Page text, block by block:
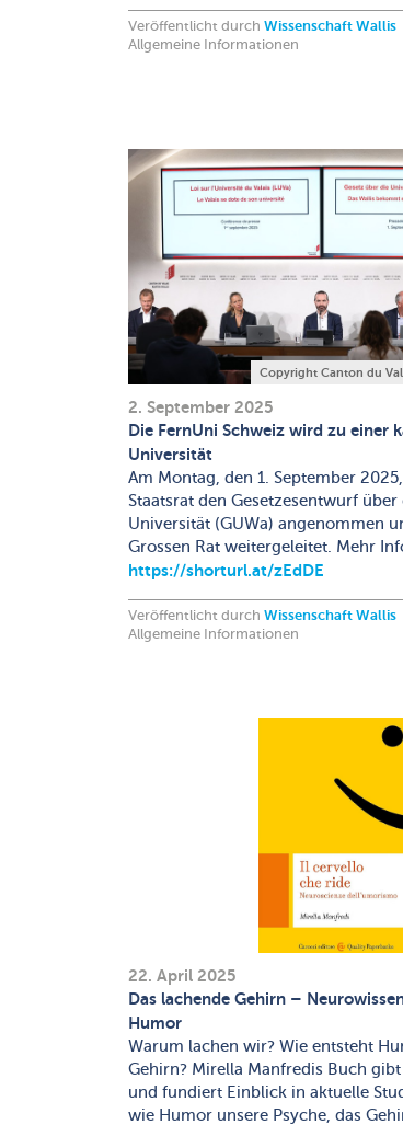
Veröffentlicht durch Wissenschaft Wallis
Allgemeine Informationen
Copyright Canton du
2. September 2025
Die FernUni Schweiz wird zu einer
Universität
Am Montag, den 1. September
Staatsrat den Gesetzesentwurf über
Universität (GUWa) angenommen
Grossen Rat weitergeleitet. Mehr
https://shorturl.at/zEdDE
Veröffentlicht durch Wissenschaft Wallis
Allgemeine Informationen
22. April 2025
Das lachende Gehirn –
Humor
Warum lachen wir? Wie entsteht
Gehirn? Mirella Manfredis Buch
und fundiert Einblick in aktuelle
wie Humor unsere Psyche, das